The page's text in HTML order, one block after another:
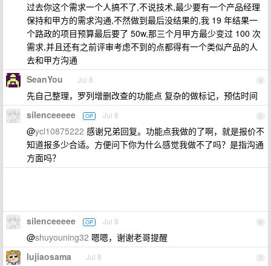
过去你这个需求一个人搞不了,不说技术,最少要有一个产品经理
保持和甲方的需求沟通,不然做到最后没结果的,我 19 年结果一
个路政的项目预算最后要了 50w,那三个月甲方最少变过 100 次
需求,并且还有之前评审考虑不到的点都得有一个类似产品的人
去和甲方沟通
4
SeanYou Jul 8
先自己整理，罗列增删改查的功能点 复杂的做标记，预估时间
5
silenceeeee OP Jul 8
@ycl10875222 感谢兄弟回复。功能点我做的了啊，就是报价不
知道报多少合适。方便问下你为什么感觉我做不了吗？是指沟通
方面吗？
6
silenceeeee OP Jul 8
@shuyouning32 嗯嗯，谢谢老哥提醒
7
lujiaosama Jul 8